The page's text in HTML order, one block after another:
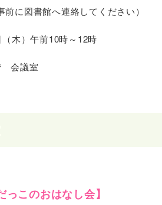
前に図書館へ連絡してください）
木）午前10時～12時
会議室
っこのおはなし会】